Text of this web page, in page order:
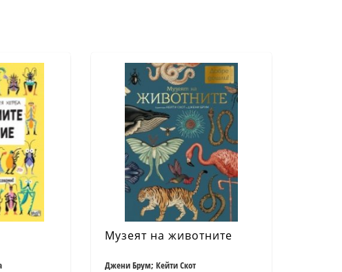
Музеят на животните
Джени Брум; Кейти Скот